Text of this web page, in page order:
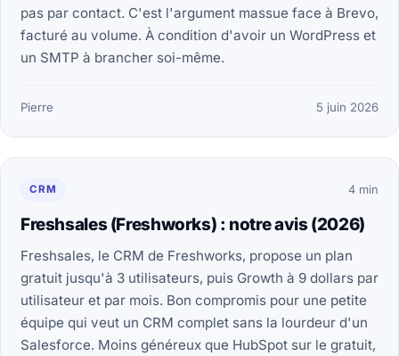
pas par contact. C'est l'argument massue face à Brevo,
facturé au volume. À condition d'avoir un WordPress et
un SMTP à brancher soi-même.
Pierre 5 juin 2026
CRM 4 min
Freshsales (Freshworks) : notre avis (2026)
Freshsales, le CRM de Freshworks, propose un plan
gratuit jusqu'à 3 utilisateurs, puis Growth à 9 dollars par
utilisateur et par mois. Bon compromis pour une petite
équipe qui veut un CRM complet sans la lourdeur d'un
Salesforce. Moins généreux que HubSpot sur le gratuit,